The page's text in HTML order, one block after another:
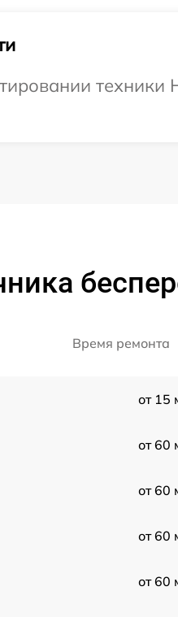
техники
Время ремонта
от 15
от 60
от 60
от 60
от 60